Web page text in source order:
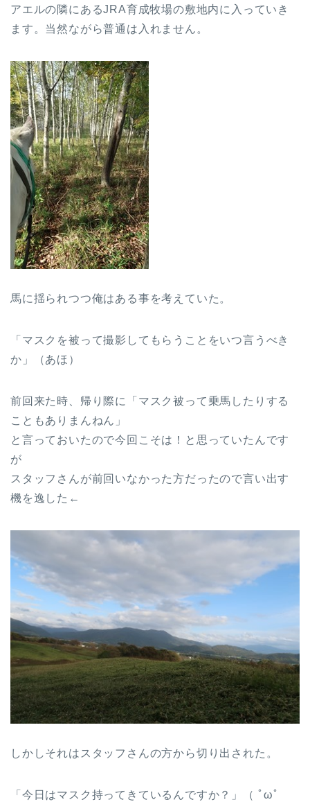
アエルの隣にあるJRA育成牧場の敷地内に入っていき
ます。当然ながら普通は入れません。
馬に揺られつつ俺はある事を考えていた。
「マスクを被って撮影してもらうことをいつ言うべき
か」（あほ）
前回来た時、帰り際に「マスク被って乗馬したりする
こともありまんねん」
と言っておいたので今回こそは！と思っていたんです
が
スタッフさんが前回いなかった方だったので言い出す
機を逸した←
しかしそれはスタッフさんの方から切り出された。
「今日はマスク持ってきているんですか？」（ ﾟωﾟ